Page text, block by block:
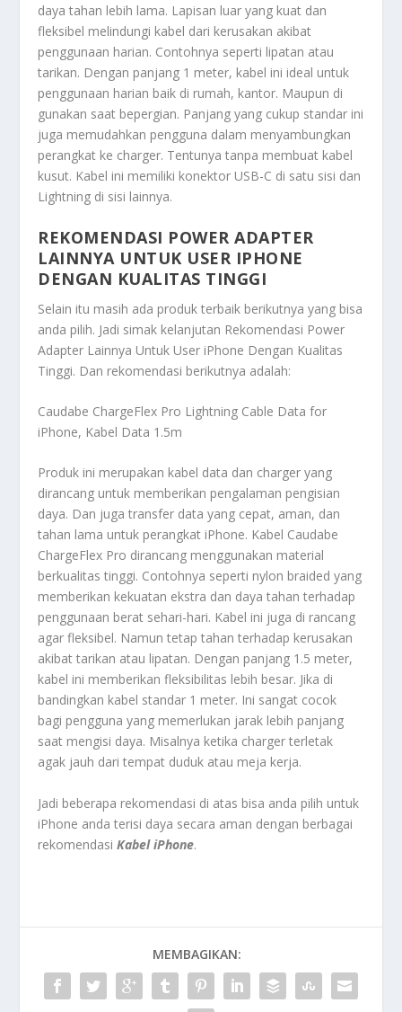
daya tahan lebih lama. Lapisan luar yang kuat dan
fleksibel melindungi kabel dari kerusakan akibat
penggunaan harian. Contohnya seperti lipatan atau
tarikan. Dengan panjang 1 meter, kabel ini ideal untuk
penggunaan harian baik di rumah, kantor. Maupun di
gunakan saat bepergian. Panjang yang cukup standar ini
juga memudahkan pengguna dalam menyambungkan
perangkat ke charger. Tentunya tanpa membuat kabel
kusut. Kabel ini memiliki konektor USB-C di satu sisi dan
Lightning di sisi lainnya.
REKOMENDASI POWER ADAPTER
LAINNYA UNTUK USER IPHONE
DENGAN KUALITAS TINGGI
Selain itu masih ada produk terbaik berikutnya yang bisa
anda pilih. Jadi simak kelanjutan Rekomendasi Power
Adapter Lainnya Untuk User iPhone Dengan Kualitas
Tinggi. Dan rekomendasi berikutnya adalah:
Caudabe ChargeFlex Pro Lightning Cable Data for
iPhone, Kabel Data 1.5m
Produk ini merupakan kabel data dan charger yang
dirancang untuk memberikan pengalaman pengisian
daya. Dan juga transfer data yang cepat, aman, dan
tahan lama untuk perangkat iPhone. Kabel Caudabe
ChargeFlex Pro dirancang menggunakan material
berkualitas tinggi. Contohnya seperti nylon braided yang
memberikan kekuatan ekstra dan daya tahan terhadap
penggunaan berat sehari-hari. Kabel ini juga di rancang
agar fleksibel. Namun tetap tahan terhadap kerusakan
akibat tarikan atau lipatan. Dengan panjang 1.5 meter,
kabel ini memberikan fleksibilitas lebih besar. Jika di
bandingkan kabel standar 1 meter. Ini sangat cocok
bagi pengguna yang memerlukan jarak lebih panjang
saat mengisi daya. Misalnya ketika charger terletak
agak jauh dari tempat duduk atau meja kerja.
Jadi beberapa rekomendasi di atas bisa anda pilih untuk
iPhone anda terisi daya secara aman dengan berbagai
rekomendasiKabel iPhone.
MEMBAGIKAN: